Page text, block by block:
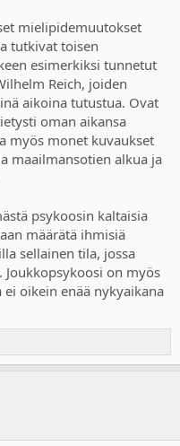
mielipidemuutokset
tutkivat toisen
esimerkiksi tunnetut
Reich, joiden
aikoina tutustua. Ovat
oman aikansa
myös monet kuvaukset
maailmansotien alkua ja
psykoosin kaltaisia
määrätä ihmisiä
sellainen tila, jossa
on myös
oikein enää nykyaikana